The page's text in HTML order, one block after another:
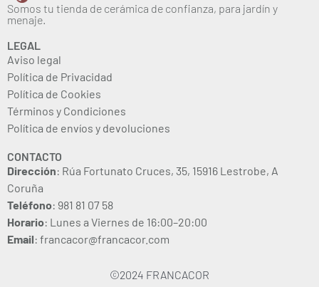
Somos tu tienda de cerámica de confianza, para jardín y
menaje.
LEGAL
Aviso legal
Política de Privacidad
Política de Cookies
Términos y Condiciones
Política de envíos y devoluciones
CONTACTO
Dirección: Rúa Fortunato Cruces, 35, 15916 Lestrobe, A
Coruña
Teléfono: 981 81 07 58
Horario: Lunes a Viernes de 16:00–20:00
Email: francacor@francacor.com
©2024 FRANCACOR